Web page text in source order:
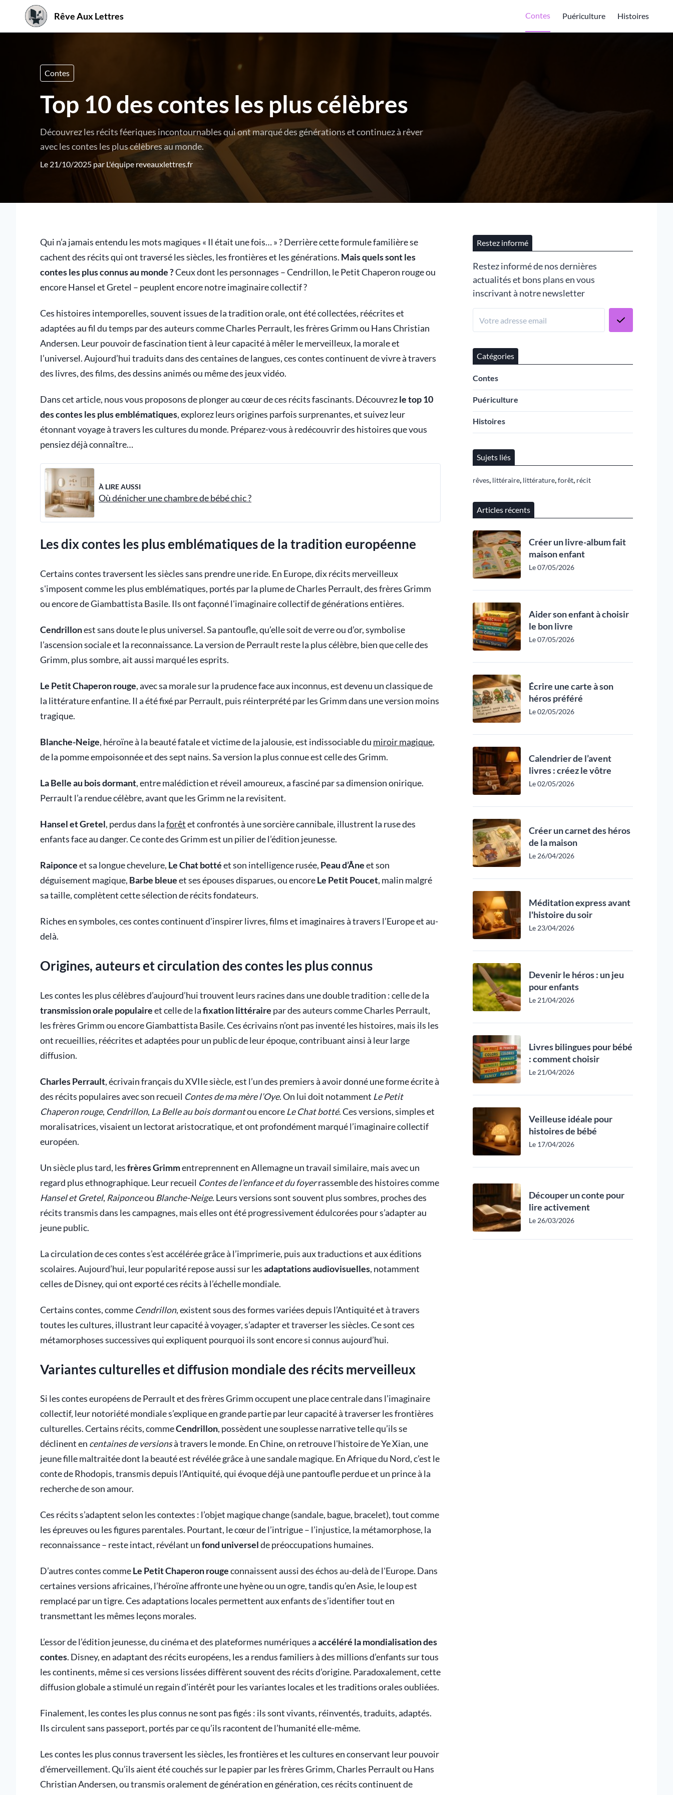
Rêve Aux Lettres Contes Puériculture Histoires
Contes
Top 10 des contes les plus célèbres
Découvrez les récits féeriques incontournables qui ont marqué des générations et continuez à rêver
avec les contes les plus célèbres au monde.
Le 21/10/2025 par L'équipe reveauxlettres.fr
Qui n’a jamais entendu les mots magiques « Il était une fois… » ? Derrière cette formule familière se
cachent des récits qui ont traversé les siècles, les frontières et les générations. Mais quels sont les
contes les plus connus au monde ?Ceux dont les personnages – Cendrillon, le Petit Chaperon rouge ou
encore Hansel et Gretel – peuplent encore notre imaginaire collectif ?
Ces histoires intemporelles, souvent issues de la tradition orale, ont été collectées, réécrites et
adaptées au fil du temps par des auteurs comme Charles Perrault, les frères Grimm ou Hans Christian
Andersen. Leur pouvoir de fascination tient à leur capacité à mêler le merveilleux, la morale et
l’universel. Aujourd’hui traduits dans des centaines de langues, ces contes continuent de vivre à travers
des livres, des films, des dessins animés ou même des jeux vidéo.
Dans cet article, nous vous proposons de plonger au cœur de ces récits fascinants. Découvrezle top 10
des contes les plus emblématiques, explorez leurs origines parfois surprenantes, et suivez leur
étonnant voyage à travers les cultures du monde. Préparez-vous à redécouvrir des histoires que vous
pensiez déjà connaître…
À LIRE AUSSI
Où dénicher une chambre de bébé chic ?
Les dix contes les plus emblématiques de la tradition européenne
Certains contes traversent les siècles sans prendre une ride. En Europe, dix récits merveilleux
s'imposent comme les plus emblématiques, portés par la plume de Charles Perrault, des frères Grimm
ou encore de Giambattista Basile. Ils ont façonné l'imaginaire collectif de générations entières.
Cendrillonest sans doute le plus universel. Sa pantoufle, qu’elle soit de verre ou d’or, symbolise
l’ascension sociale et la reconnaissance. La version de Perrault reste la plus célèbre, bien que celle des
Grimm, plus sombre, ait aussi marqué les esprits.
Le Petit Chaperon rouge, avec sa morale sur la prudence face aux inconnus, est devenu un classique de
la littérature enfantine. Il a été fixé par Perrault, puis réinterprété par les Grimm dans une version moins
tragique.
Blanche-Neige, héroïne à la beauté fatale et victime de la jalousie, est indissociable du miroir magique,
de la pomme empoisonnée et des sept nains. Sa version la plus connue est celle des Grimm.
La Belle au bois dormant, entre malédiction et réveil amoureux, a fasciné par sa dimension onirique.
Perrault l’a rendue célèbre, avant que les Grimm ne la revisitent.
Hansel et Gretel, perdus dans laforêtet confrontés à une sorcière cannibale, illustrent la ruse des
enfants face au danger. Ce conte des Grimm est un pilier de l’édition jeunesse.
Raiponceet sa longue chevelure, Le Chat bottéet son intelligence rusée, Peau d’Âneet son
déguisement magique, Barbe bleueet ses épouses disparues, ou encoreLe Petit Poucet, malin malgré
sa taille, complètent cette sélection de récits fondateurs.
Riches en symboles, ces contes continuent d'inspirer livres, films et imaginaires à travers l’Europe et au-
delà.
Origines, auteurs et circulation des contes les plus connus
Les contes les plus célèbres d’aujourd’hui trouvent leurs racines dans une double tradition : celle de la
transmission orale populaireet celle de lafixation littéraire par des auteurs comme Charles Perrault,
les frères Grimm ou encore Giambattista Basile. Ces écrivains n’ont pas inventé les histoires, mais ils les
ont recueillies, réécrites et adaptées pour un public de leur époque, contribuant ainsi à leur large
diffusion.
Charles Perrault, écrivain français du XVIIe siècle, est l’un des premiers à avoir donné une forme écrite à
des récits populaires avec son recueil Contes de ma mère l’Oye. On lui doit notamment Le Petit
Chaperon rouge, Cendrillon, La Belle au bois dormantou encore Le Chat botté. Ces versions, simples et
moralisatrices, visaient un lectorat aristocratique, et ont profondément marqué l’imaginaire collectif
européen.
Un siècle plus tard, lesfrères Grimmentreprennent en Allemagne un travail similaire, mais avec un
regard plus ethnographique. Leur recueil Contes de l’enfance et du foyerrassemble des histoires comme
Hansel et Gretel, Raiponceou Blanche-Neige. Leurs versions sont souvent plus sombres, proches des
récits transmis dans les campagnes, mais elles ont été progressivement édulcorées pour s’adapter au
jeune public.
La circulation de ces contes s’est accélérée grâce à l’imprimerie, puis aux traductions et aux éditions
scolaires. Aujourd’hui, leur popularité repose aussi sur lesadaptations audiovisuelles, notamment
celles de Disney, qui ont exporté ces récits à l’échelle mondiale.
Certains contes, comme Cendrillon, existent sous des formes variées depuis l’Antiquité et à travers
toutes les cultures, illustrant leur capacité à voyager, s’adapter et traverser les siècles. Ce sont ces
métamorphoses successives qui expliquent pourquoi ils sont encore si connus aujourd’hui.
Variantes culturelles et diffusion mondiale des récits merveilleux
Si les contes européens de Perrault et des frères Grimm occupent une place centrale dans l’imaginaire
collectif, leur notoriété mondiale s’explique en grande partie par leur capacité à traverser les frontières
culturelles. Certains récits, commeCendrillon, possèdent une souplesse narrative telle qu’ils se
déclinent en centaines de versionsà travers le monde. En Chine, on retrouve l'histoire de Ye Xian, une
jeune fille maltraitée dont la beauté est révélée grâce à une sandale magique. En Afrique du Nord, c’est le
conte de Rhodopis, transmis depuis l’Antiquité, qui évoque déjà une pantoufle perdue et un prince à la
recherche de son amour.
Ces récits s’adaptent selon les contextes : l’objet magique change (sandale, bague, bracelet), tout comme
les épreuves ou les figures parentales. Pourtant, le cœur de l’intrigue – l’injustice, la métamorphose, la
reconnaissance – reste intact, révélant unfond universelde préoccupations humaines.
D’autres contes commeLe Petit Chaperon rougeconnaissent aussi des échos au-delà de l'Europe. Dans
certaines versions africaines, l’héroïne affronte une hyène ou un ogre, tandis qu’en Asie, le loup est
remplacé par un tigre. Ces adaptations locales permettent aux enfants de s’identifier tout en
transmettant les mêmes leçons morales.
L’essor de l’édition jeunesse, du cinéma et des plateformes numériques aaccéléré la mondialisation des
contes. Disney, en adaptant des récits européens, les a rendus familiers à des millions d’enfants sur tous
les continents, même si ces versions lissées diffèrent souvent des récits d’origine. Paradoxalement, cette
diffusion globale a stimulé un regain d’intérêt pour les variantes locales et les traditions orales oubliées.
Finalement, les contes les plus connus ne sont pas figés : ils sont vivants, réinventés, traduits, adaptés.
Ils circulent sans passeport, portés par ce qu’ils racontent de l’humanité elle-même.
Les contes les plus connus traversent les siècles, les frontières et les cultures en conservant leur pouvoir
d’émerveillement. Qu’ils aient été couchés sur le papier par les frères Grimm, Charles Perrault ou Hans
Christian Andersen, ou transmis oralement de génération en génération, ces récits continuent de
Restez informé
Restez informé de nos dernières
actualités et bons plans en vous
inscrivant à notre newsletter
Catégories
Contes
Puériculture
Histoires
Sujets liés
rêves, littéraire, littérature,forêt, récit
Articles récents
Créer un livre-album fait
maison enfant
Le 07/05/2026
Aider son enfant à choisir
le bon livre
Le 07/05/2026
Écrire une carte à son
héros préféré
Le 02/05/2026
Calendrier de l’avent
livres : créez le vôtre
Le 02/05/2026
Créer un carnet des héros
de la maison
Le 26/04/2026
Méditation express avant
l'histoire du soir
Le 23/04/2026
Devenir le héros : un jeu
pour enfants
Le 21/04/2026
Livres bilingues pour bébé
: comment choisir
Le 21/04/2026
Veilleuse idéale pour
histoires de bébé
Le 17/04/2026
Découper un conte pour
lire activement
Le 26/03/2026